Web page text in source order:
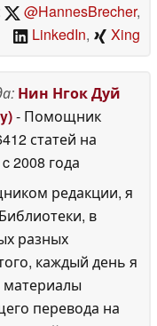
@HannesBrecher,
LinkedIn, Xing
Нин Нгок Дуй
- Помощник
статей на
c 2008 года
редакции, я
в
разных
каждый день я
перевода на